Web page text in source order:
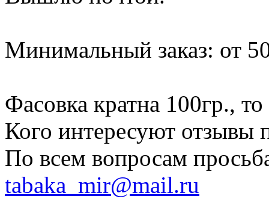
Минимальный заказ: от
Фасовка кратна 100гр.,
Кого интересуют отзывы
По всем вопросам
tabaka_mir@mail.ru